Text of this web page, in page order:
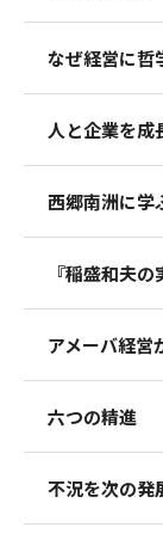
なぜ経営に哲
人と企業を成
西郷南洲に学
『稲盛和夫
アメーバ経営
六つの精進
不況を次の発